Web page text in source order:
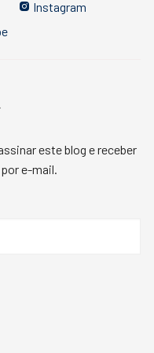
Instagram
este blog e receber
e-mail.